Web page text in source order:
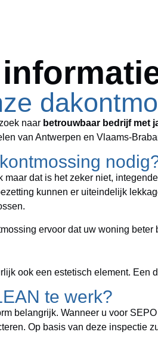
naar betrouwbaar bedrijf met
van Antwerpen en Vlaams-
dat is het zeker niet,
kunnen er uiteindelijk
ervoor dat uw woning
ook een estetisch element.
te werk?
belangrijk. Wanneer u voor
Op basis van deze inspectie